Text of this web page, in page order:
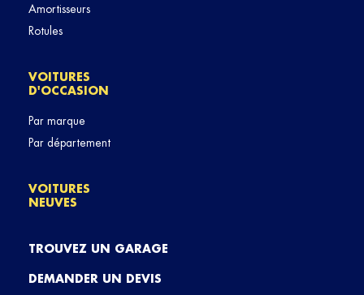
Amortisseurs
Rotules
VOITURES
D'OCCASION
Par marque
Par département
VOITURES
NEUVES
TROUVEZ UN GARAGE
DEMANDER UN DEVIS